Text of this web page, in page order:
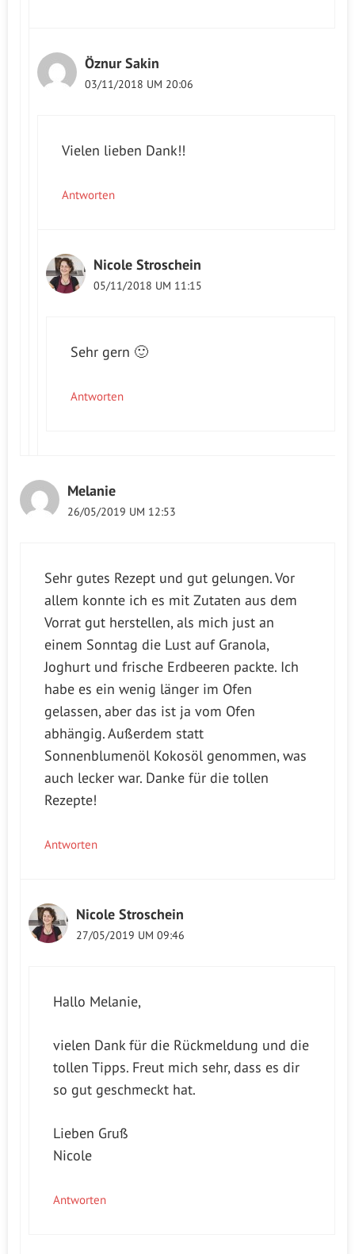
Öznur Sakin
03/11/2018 UM 20:06
Vielen lieben Dank!!
Antworten
Nicole Stroschein
05/11/2018 UM 11:15
Sehr gern 🙂
Antworten
Melanie
26/05/2019 UM 12:53
Sehr gutes Rezept und gut gelungen. Vor
allem konnte ich es mit Zutaten aus dem
Vorrat gut herstellen, als mich just an
einem Sonntag die Lust auf Granola,
Joghurt und frische Erdbeeren packte. Ich
habe es ein wenig länger im Ofen
gelassen, aber das ist ja vom Ofen
abhängig. Außerdem statt
Sonnenblumenöl Kokosöl genommen, was
auch lecker war. Danke für die tollen
Rezepte!
Antworten
Nicole Stroschein
27/05/2019 UM 09:46
Hallo Melanie,
vielen Dank für die Rückmeldung und die
tollen Tipps. Freut mich sehr, dass es dir
so gut geschmeckt hat.
Lieben Gruß
Nicole
Antworten